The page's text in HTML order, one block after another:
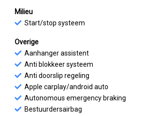
Milieu
Start/stop systeem
Overige
Aanhanger assistent
Anti blokkeer systeem
Anti doorslip regeling
Apple carplay/android auto
Autonomous emergency braking
Bestuurdersairbag